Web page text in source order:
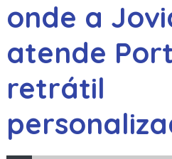
onde a
atende
retrátil